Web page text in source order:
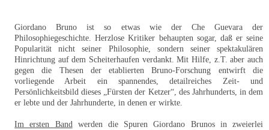
Giordano Bruno ist so etwas wie der Che Guevara der
Philosophiegeschichte. Herzlose Kritiker behaupten sogar, daß er seine
Popularität nicht seiner Philosophie, sondern seiner spektakulären
Hinrichtung auf dem Scheiterhaufen verdankt. Mit Hilfe, z.T. aber auch
gegen die Thesen der etablierten Bruno-Forschung entwirft die
vorliegende Arbeit ein spannendes, detailreiches Zeit- und
Persönlichkeitsbild dieses „Fürsten der Ketzer“, des Jahrhunderts, in dem
er lebte und der Jahrhunderte, in denen er wirkte.
Im ersten Band
werden die Spuren Giordano Brunos in zweierlei